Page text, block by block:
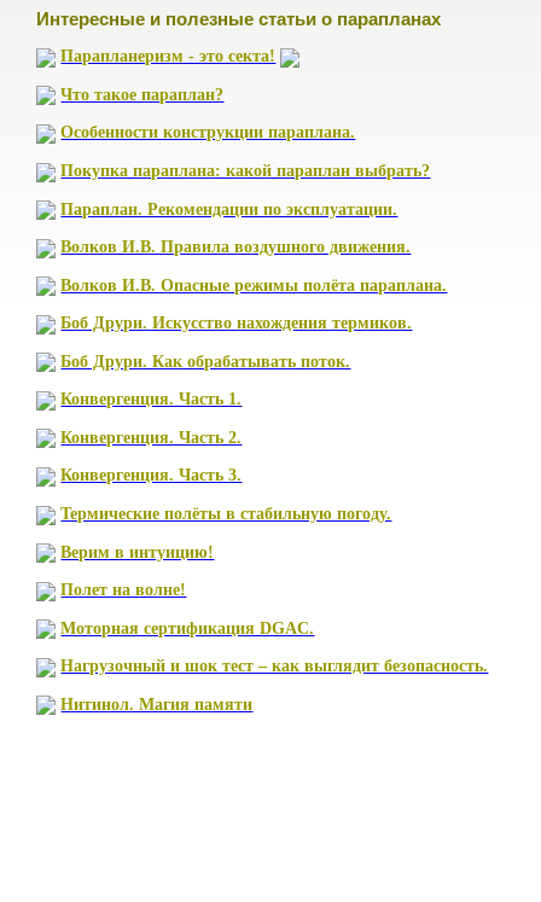
Интересные и полезные статьи о парапланах
Парапланеризм - это секта!
Что такое параплан?
Особенности конструкции параплана.
Покупка параплана: какой параплан выбрать?
Параплан. Рекомендации по эксплуатации.
Волков И.В. Правила воздушного движения.
Волков И.В. Опасные режимы полёта параплана.
Боб Друри. Искусство нахождения термиков.
Боб Друри. Как обрабатывать поток.
Конвергенция. Часть 1.
Конвергенция. Часть 2.
Конвергенция. Часть 3.
Термические полёты в стабильную погоду.
Верим в интуицию!
Полет на волне!
Моторная сертификация DGAC.
Нагрузочный и шок тест – как выглядит безопасность.
Нитинол. Магия памяти